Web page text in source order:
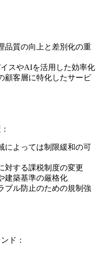
品質の向上と差別化の重
イスやAIを活用した効率化
顧客層に特化したサービ
によっては制限緩和の可
対する課税制度の変更
建築基準の厳格化
ブル防止のための規制強
ド：